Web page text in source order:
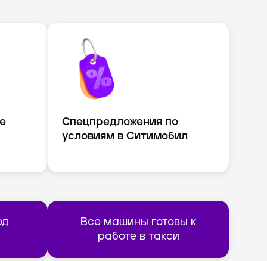
Спецпредложения по
условиям в Ситимобил
Все машины готовы к
работе в такси